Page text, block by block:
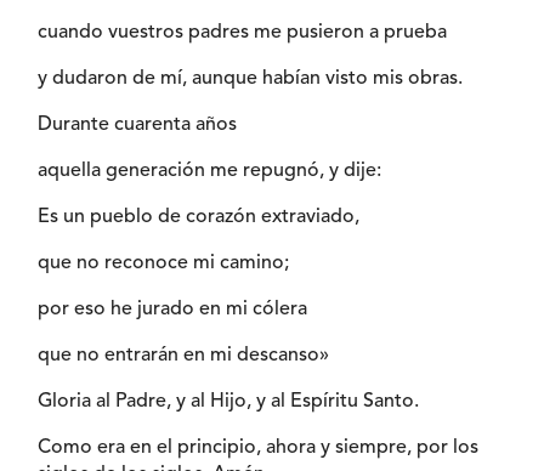
cuando vuestros padres me pusieron a prueba
y dudaron de mí, aunque habían visto mis obras.
Durante cuarenta años
aquella generación me repugnó, y dije:
Es un pueblo de corazón extraviado,
que no reconoce mi camino;
por eso he jurado en mi cólera
que no entrarán en mi descanso»
Gloria al Padre, y al Hijo, y al Espíritu Santo.
Como era en el principio, ahora y siempre, por los